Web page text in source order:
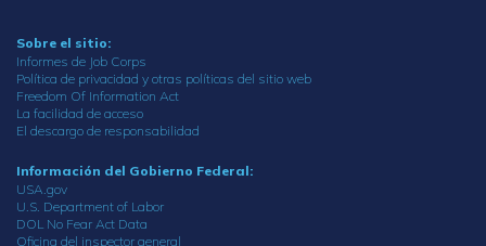
Sobre el sitio:
Informes de Job Corps
Política de privacidad y otras políticas del sitio web
Freedom Of Information Act
La facilidad de acceso
El descargo de responsabilidad
Información del Gobierno Federal:
USA.gov
U.S. Department of Labor
DOL No Fear Act Data
Oficina del inspector general